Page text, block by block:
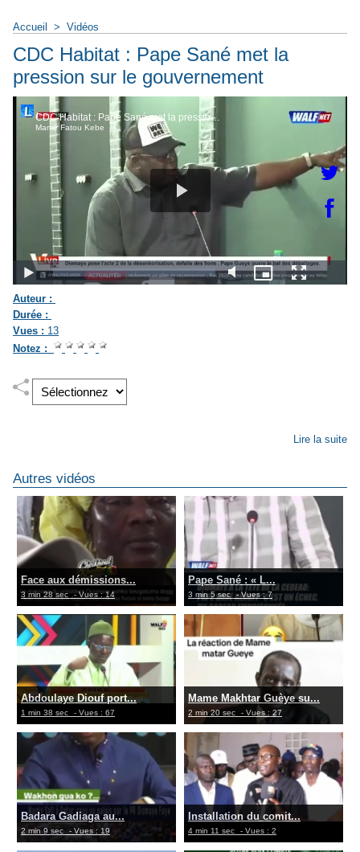
Accueil > Vidéos
CDC Habitat : Pape Sané met la
pression sur le gouvernement
Auteur :
Durée :
Vues : 13
Notez :
Lire la suite
Autres vidéos
Face aux démissions...
3 min 28 sec - Vues : 14
Pape Sané : « L...
3 min 5 sec - Vues : 7
Abdoulaye Diouf port...
1 min 38 sec - Vues : 67
Mame Makhtar Guèye su...
2 min 20 sec - Vues : 27
Badara Gadiaga au...
2 min 9 sec - Vues : 19
Installation du comit...
4 min 11 sec - Vues : 2